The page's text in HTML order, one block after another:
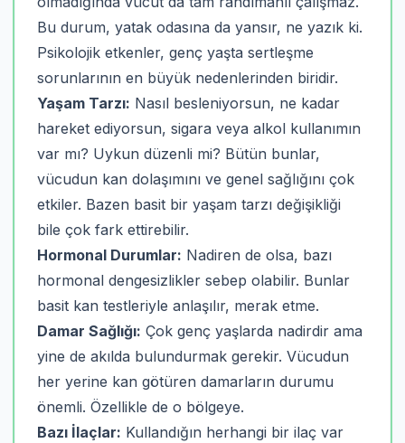
Bu durum, yatak odasına da yansır, ne yazık ki.
Psikolojik etkenler, genç yaşta sertleşme
sorunlarının en büyük nedenlerinden biridir.
Yaşam Tarzı: Nasıl besleniyorsun, ne kadar
hareket ediyorsun, sigara veya alkol kullanımın
var mı? Uykun düzenli mi? Bütün bunlar,
vücudun kan dolaşımını ve genel sağlığını çok
etkiler. Bazen basit bir yaşam tarzı değişikliği
bile çok fark ettirebilir.
Hormonal Durumlar: Nadiren de olsa, bazı
hormonal dengesizlikler sebep olabilir. Bunlar
basit kan testleriyle anlaşılır, merak etme.
Damar Sağlığı: Çok genç yaşlarda nadirdir ama
yine de akılda bulundurmak gerekir. Vücudun
her yerine kan götüren damarların durumu
önemli. Özellikle de o bölgeye.
Bazı İlaçlar: Kullandığın herhangi bir ilaç var